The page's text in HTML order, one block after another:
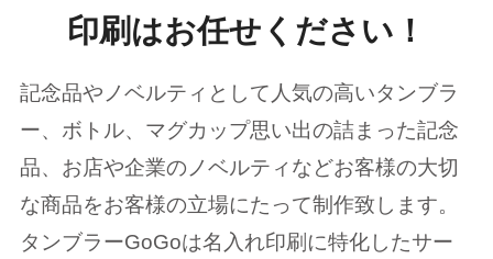
印刷はお任せください！
記念品やノベルティとして人気の高いタンブラ
ー、ボトル、マグカップ思い出の詰まった記念
品、お店や企業のノベルティなどお客様の大切
な商品をお客様の立場にたって制作致します。
タンブラーGoGoは名入れ印刷に特化したサー